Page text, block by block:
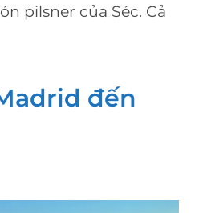
pilsner của Séc. Cả
đến